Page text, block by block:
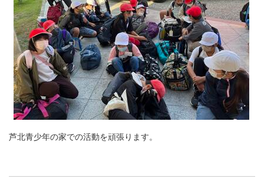
芦北青少年の家での活動を頑張ります。